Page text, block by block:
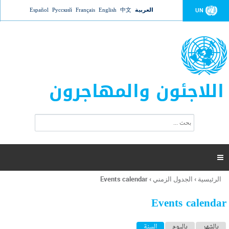
Jump to navigation UN العربية 中文
English
Français
Русский
Español
اللاجئون والمهاجرون
ت
ر
ل
ح
ب

أنت
هنا
الرئيسية › الجدول الزمني ›
Events calendar
Events calendar